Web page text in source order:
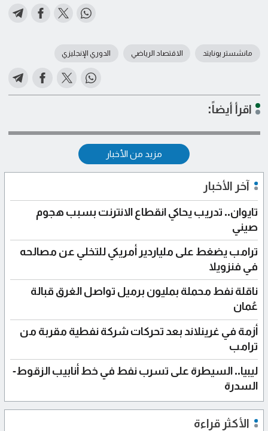
مانشستر يونايتد الاقتصاد الرياضي الدوري الإنجليزي
اقرأ أيضاً:
مزيد من الأخبار
آخر الأخبار
تايوان.. تدريب يحاكي انقطاع الانترنت بسبب هجوم
صيني
ترامب يضغط على ملياردير أمريكي للتخلي عن مصالحه
في فنزويلا
ناقلة نفط محملة بمليون برميل تواصل الغرق قبالة
عُمان
أزمة في غرينلاند بعد تحركات شركة نفطية مقربة من
ترامب
ليبيا.. السيطرة على تسرب نفط في خط أنابيب الزقوط-
السدرة
الأكثر قراءة